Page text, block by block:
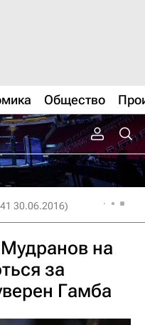
Общество
30.06.2016)
на
за
Гамба